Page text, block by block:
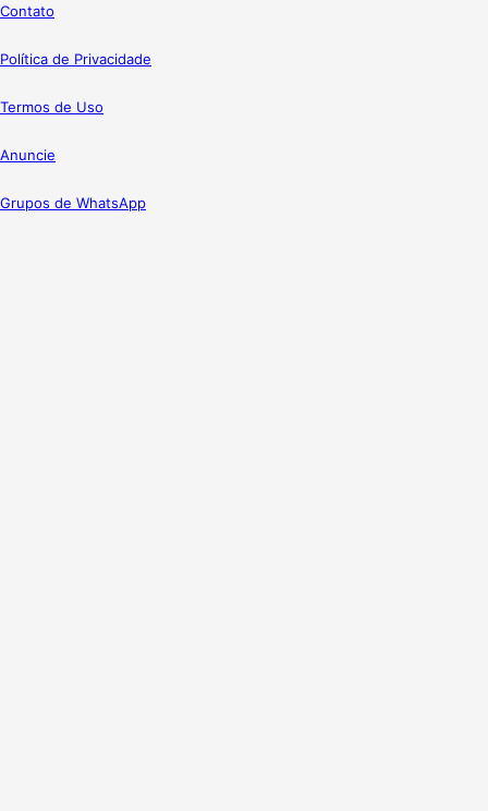
Contato
Política de Privacidade
Termos de Uso
Anuncie
Grupos de WhatsApp